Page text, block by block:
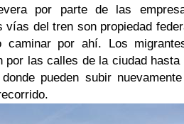
por parte de las
vías del tren son propiedad
caminar por ahí. Los
por las calles de la ciudad hasta
pueden subir